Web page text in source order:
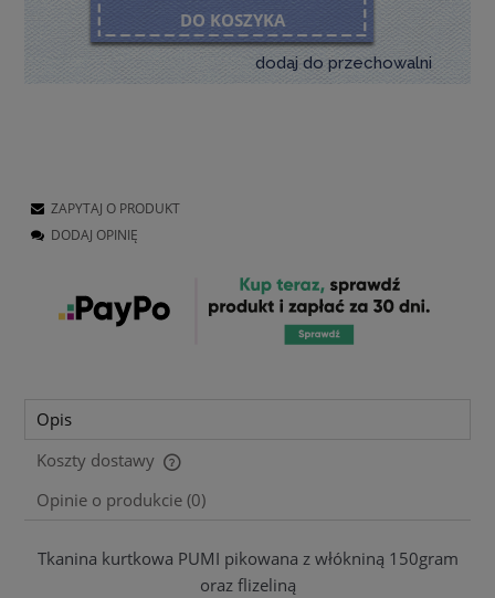
DO KOSZYKA
dodaj do przechowalni
ZAPYTAJ O PRODUKT
DODAJ OPINIĘ
Opis
Koszty dostawy
Cena nie zawiera ewentualnych kosztów płatności
Opinie o produkcie (0)
Tkanina kurtkowa PUMI pikowana z włókniną 150gram
oraz flizeliną